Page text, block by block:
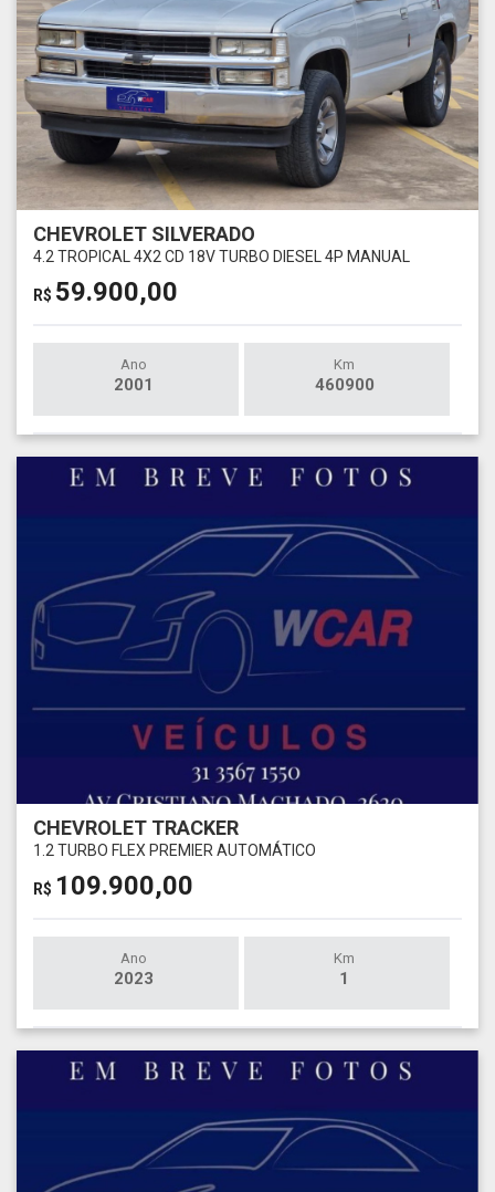
CHEVROLET SILVERADO
4.2 TROPICAL 4X2 CD 18V TURBO DIESEL 4P MANUAL
R$ 59.900,00
Ano
2001
Km
460900
CHEVROLET TRACKER
1.2 TURBO FLEX PREMIER AUTOMÁTICO
R$ 109.900,00
Ano
2023
Km
1